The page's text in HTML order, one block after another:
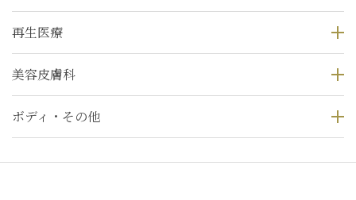
再生医療
美容皮膚科
ボディ・その他